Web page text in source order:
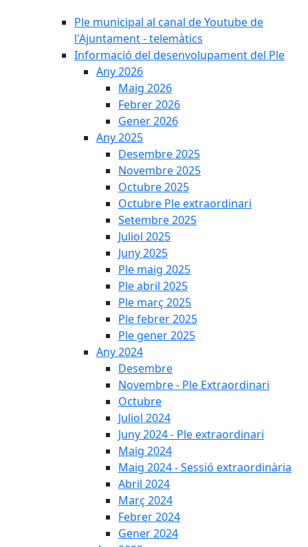
Ple municipal al canal de Youtube de
l'Ajuntament - telemàtics
Informació del desenvolupament del Ple
Any 2026
Maig 2026
Febrer 2026
Gener 2026
Any 2025
Desembre 2025
Novembre 2025
Octubre 2025
Octubre Ple extraordinari
Setembre 2025
Juliol 2025
Juny 2025
Ple maig 2025
Ple abril 2025
Ple març 2025
Ple febrer 2025
Ple gener 2025
Any 2024
Desembre
Novembre - Ple Extraordinari
Octubre
Juliol 2024
Juny 2024 - Ple extraordinari
Maig 2024
Maig 2024 - Sessió extraordinària
Abril 2024
Març 2024
Febrer 2024
Gener 2024